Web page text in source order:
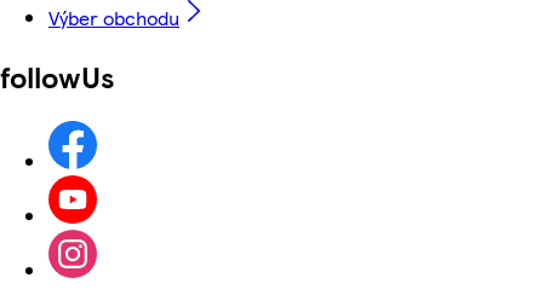
Výber obchodu
followUs